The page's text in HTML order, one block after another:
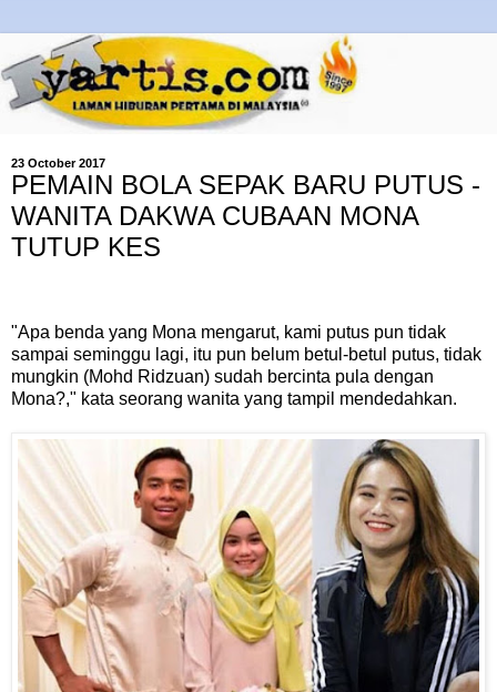
23 October 2017
PEMAIN BOLA SEPAK BARU PUTUS -
WANITA DAKWA CUBAAN MONA
TUTUP KES
"Apa benda yang Mona mengarut, kami putus pun tidak
sampai seminggu lagi, itu pun belum betul-betul putus, tidak
mungkin (Mohd Ridzuan) sudah bercinta pula dengan
Mona?," kata seorang wanita yang tampil mendedahkan.